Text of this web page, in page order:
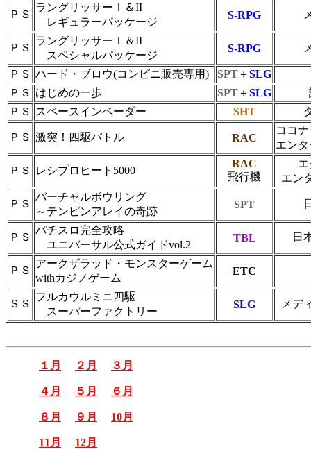
ＰＳ
ラングリッサーＩ＆II
レギュラーパッケージ
S-RPG
ＰＳ
ラングリッサーＩ＆II
スペシャルパッケージ
S-RPG
ＰＳ ハード・ブロウ(コンビニ販売専用) SPT＋SLG
ＰＳ はじめの一歩 SPT＋SLG
ＰＳ
スペースインベーダー SHT
ＰＳ 激突！四駆バトル RAC
ココ
エン
ＰＳ レシプロヒート5000
RAC
飛行機
エン
ＰＳ
バーチャルボウリング
～テンピンアレイの奇跡
SPT
ＰＳ
パチスロ完全攻略
ユニバーサル公式ガイドvol.2
TBL 日
ＰＳ
アークザラッド・モンスターゲーム
withカジノゲーム
ETC
ＳＳ
フルカウルミニ四駆
スーパーファクトリー
SLG メデ
１月 ２月 ３月
４月 ５月 ６月
８月 ９月 10月
11月 12月